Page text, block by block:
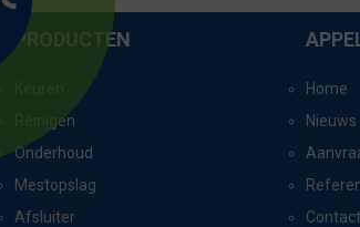
PRODUCTEN
Reinigen
Onderhoud
Mestopslag
Afsluiter
Home
Nieuws
Contact